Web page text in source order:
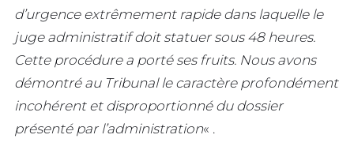
d’urgence extrêmement rapide dans laquelle le
juge administratif doit statuer sous 48 heures.
Cette procédure a porté ses fruits. Nous avons
démontré au Tribunal le caractère profondément
incohérent et disproportionné du dossier
présenté par l’administration« .